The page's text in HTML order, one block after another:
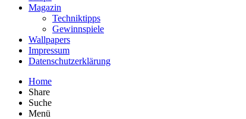
Magazin
Techniktipps
Gewinnspiele
Wallpapers
Impressum
Datenschutzerklärung
Home
Share
Suche
Menü